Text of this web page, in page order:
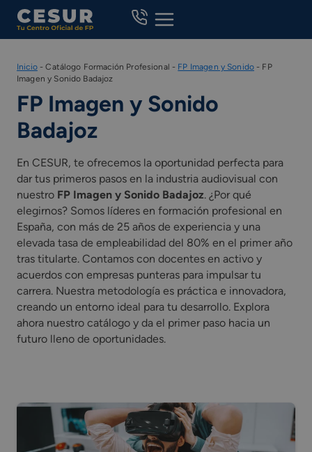
Skip
content
Inicio-Catálogo Formación Profesional - FP Imagen y Sonido - FP
Imagen y Sonido Badajoz
FP Imagen y Sonido
Badajoz
En CESUR, te ofrecemos la oportunidad perfecta para
dar tus primeros pasos en la industria audiovisual con
nuestro FP Imagen y Sonido Badajoz. ¿Por qué
elegirnos? Somos líderes en formación profesional en
España, con más de 25 años de experiencia y una
elevada tasa de empleabilidad del 80% en el primer año
tras titularte. Contamos con docentes en activo y
acuerdos con empresas punteras para impulsar tu
carrera. Nuestra metodología es práctica e innovadora,
creando un entorno ideal para tu desarrollo. Explora
ahora nuestro catálogo y da el primer paso hacia un
futuro lleno de oportunidades.